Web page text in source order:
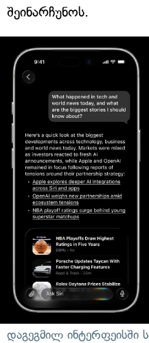
შეინარჩუნოს.
დაგეგმილ ინტერფეისში